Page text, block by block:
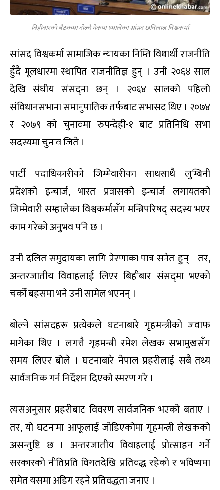
बिहीबारको बैठकमा बोल्दै नेकपा एमालेका सांसद छविलाल विश्वकर्मा
सांसद विश्वकर्मा सामाजिक न्यायका निम्ति विधार्थी राजनीति
हुँदै मूलधारमा स्थापित राजनीतिज्ञ हुन् । उनी २०६४ साल
देखि संघीय संसद्‌मा छन् । २०६४ सालको पहिलो
संविधानसभामा समानुपातिक तर्फबाट सभासद थिए । २०७४
र २०७९ को चुनावमा रुपन्देही-१ बाट प्रतिनिधि सभा
सदस्यमा चुनाव जिते ।
पार्टी पदाधिकारीको जिम्मेवारीका साथसाथै लुम्बिनी
प्रदेशको इन्चार्ज, भारत प्रवासको इन्चार्ज लगायतको
जिम्मेवारी सम्हालेका विश्वकर्मासँग मन्त्रिपरिषद् सदस्य भएर
काम गरेको अनुभव पनि छ ।
उनी दलित समुदायका लागि प्रेरणाका पात्र समेत हुन् । तर,
अन्तरजातीय विवाहलाई लिएर बिहीबार संसद्‌मा भएको
चर्को बहसमा भने उनी सामेल भएनन् ।
बोल्ने सांसदहरू प्रत्येकले घटनाबारे गृहमन्त्रीको जवाफ
मागेका थिए । लगत्तै गृहमन्त्री रमेश लेखक सभामुखसँग
समय लिएर बोले । घटनाबारे नेपाल प्रहरीलाई सबै तथ्य
सार्वजनिक गर्न निर्देशन दिएको स्मरण गरे ।
त्यसअनुसार प्रहरीबाट विवरण सार्वजनिक भएको बताए ।
तर, यो घटनामा आफूलाई जोडिएकोमा गृहमन्त्री लेखकको
असन्तुष्टि छ । अन्तरजातीय विवाहलाई प्रोत्साहन गर्ने
सरकारको नीतिप्रति विगतदेखि प्रतिवद्ध रहेको र भविष्यमा
समेत यसमा अडिग रहने प्रतिवद्धता जनाए ।